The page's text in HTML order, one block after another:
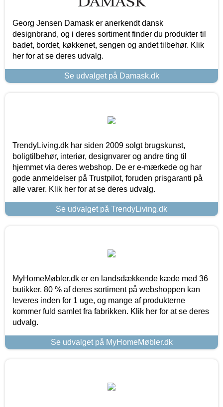
Georg Jensen Damask er anerkendt dansk
designbrand, og i deres sortiment finder du produkter til
badet, bordet, køkkenet, sengen og andet tilbehør. Klik
her for at se deres udvalg.
Se udvalget på Damask.dk
TrendyLiving.dk har siden 2009 solgt brugskunst,
boligtilbehør, interiør, designvarer og andre ting til
hjemmet via deres webshop. De er e-mærkede og har
gode anmeldelser på Trustpilot, foruden prisgaranti på
alle varer. Klik her for at se deres udvalg.
Se udvalget på TrendyLiving.dk
MyHomeMøbler.dk er en landsdækkende kæde med 36
butikker. 80 % af deres sortiment på webshoppen kan
leveres inden for 1 uge, og mange af produkterne
kommer fuld samlet fra fabrikken. Klik her for at se deres
udvalg.
Se udvalget på MyHomeMøbler.dk